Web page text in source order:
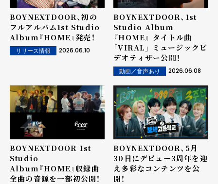
BOYNEXTDOOR、初の
フルアルバム1st Studio
Album『HOME』発売！
リリース情報 2026.06.10
BOYNEXTDOOR、1st
Studio Album
『HOME』 タイトル曲
「VIRAL」 ミュージックビ
デオティザー公開！
動画／音声あり 2026.06.08
BOYNEXTDOOR 1st
Studio
Album『HOME』収録曲
全曲の音源を一部初公開！
BOYNEXTDOOR、5月
30日にデビュー3周年を迎
え多彩なコンテンツを公
開！